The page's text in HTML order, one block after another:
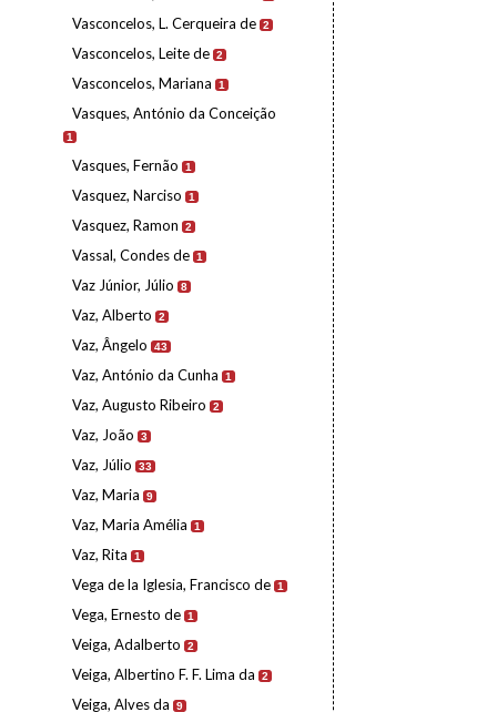
Vasconcelos, L. Cerqueira de 2
Vasconcelos, Leite de 2
Vasconcelos, Mariana 1
Vasques, António da Conceição
1
Vasques, Fernão 1
Vasquez, Narciso 1
Vasquez, Ramon 2
Vassal, Condes de 1
Vaz Júnior, Júlio 8
Vaz, Alberto 2
Vaz, Ângelo 43
Vaz, António da Cunha 1
Vaz, Augusto Ribeiro 2
Vaz, João 3
Vaz, Júlio 33
Vaz, Maria 9
Vaz, Maria Amélia 1
Vaz, Rita 1
Vega de la Iglesia, Francisco de 1
Vega, Ernesto de 1
Veiga, Adalberto 2
Veiga, Albertino F. F. Lima da 2
Veiga, Alves da 9